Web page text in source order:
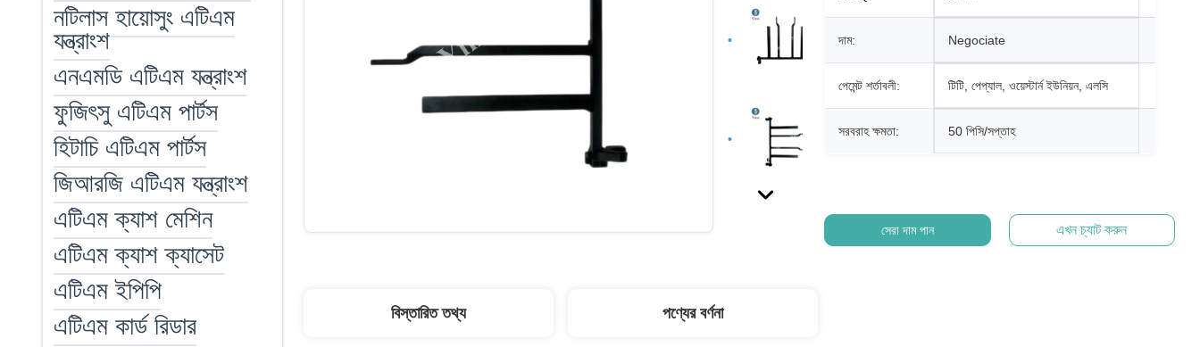
নটিলাস হায়োসুং এটিএম
যন্ত্রাংশ
এনএমডি এটিএম যন্ত্রাংশ
ফুজিৎসু এটিএম পার্টস
হিটাচি এটিএম পার্টস
জিআরজি এটিএম যন্ত্রাংশ
এটিএম ক্যাশ মেশিন
এটিএম ক্যাশ ক্যাসেট
এটিএম ইপিপি
এটিএম কার্ড রিডার
দাম: Negociate
পেমেন্ট শর্তাবলী: টিটি, পেপ্যাল, ওয়েস্টার্ন ইউনিয়ন, এলসি
সরবরাহ ক্ষমতা: 50 পিসি/সপ্তাহ
সেরা দাম পান এখন চ্যাট করুন
বিস্তারিত তথ্য পণ্যের বর্ণনা